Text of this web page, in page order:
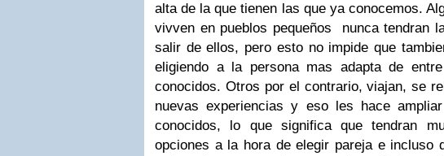
alta de la que tienen las que ya conocemos.
vivven en pueblos pequeños nunca tendran
salir de ellos, pero esto no impide que
eligiendo a la persona mas adapta de
conocidos. Otros por el contrario, viajan, se
nuevas experiencias y eso les hace
conocidos, lo que significa que tendran
opciones a la hora de elegir pareja e incluso